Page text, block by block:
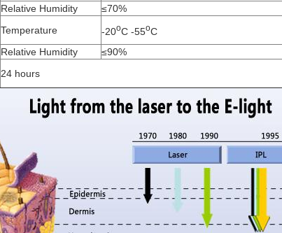
Relative Humidity
≤70%
Temperature -20oC -55oC
Relative Humidity
≤90%
24 hours